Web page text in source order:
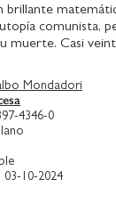
brillante
comunista,
muerte. Casi
la hija de
poderosa y
dos historias
la otra, para
porosos límites
de la guerra y
Mondadori
4346-0
03-10-2024